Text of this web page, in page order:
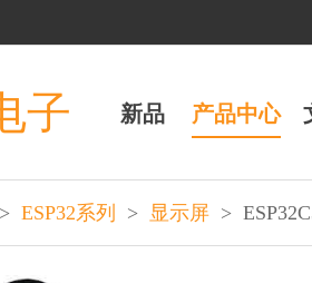
子 新品 产品中心
> ESP32系列 > 显示屏 >